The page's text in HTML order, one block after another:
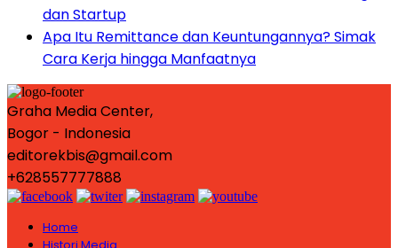
dan Startup
Apa Itu Remittance dan Keuntungannya? Simak
Cara Kerja hingga Manfaatnya
Graha Media Center,
Bogor - Indonesia
editorekbis@gmail.com
+628557777888
Home